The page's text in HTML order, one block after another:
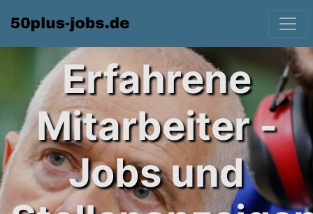
Erfahrene
Mitarbeiter -
Jobs und